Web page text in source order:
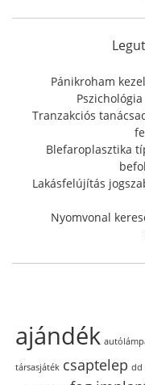
Pánikroham
Tranzakciós
Blefaroplasztika
Lakásfelújítás
Nyomvonal
ajándék
társasjáték csaptelep dd